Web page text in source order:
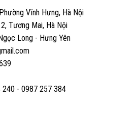
Vĩnh Hưng, Hà Nội
Tương Mai, Hà Nội
Long - Hưng Yên
240 - 0987 257 384